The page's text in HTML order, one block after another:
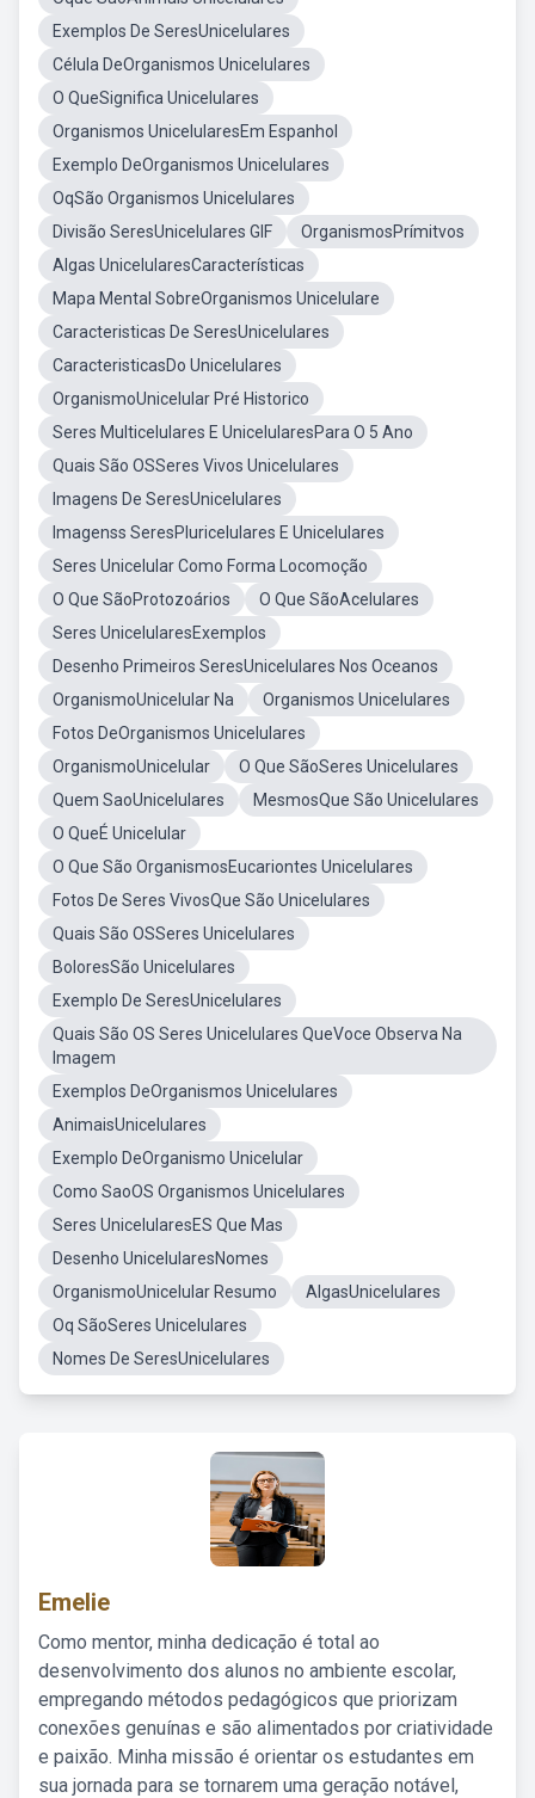
Exemplos De SeresUnicelulares
Célula DeOrganismos Unicelulares
O QueSignifica Unicelulares
Organismos UnicelularesEm Espanhol
Exemplo DeOrganismos Unicelulares
OqSão Organismos Unicelulares
Divisão SeresUnicelulares GIF
OrganismosPrímitvos
Algas UnicelularesCaracterísticas
Mapa Mental SobreOrganismos Unicelulare
Caracteristicas De SeresUnicelulares
CaracteristicasDo Unicelulares
OrganismoUnicelular Pré Historico
Seres Multicelulares E UnicelularesPara O 5 Ano
Quais São OSSeres Vivos Unicelulares
Imagens De SeresUnicelulares
Imagenss SeresPluricelulares E Unicelulares
Seres Unicelular Como Forma Locomoção
O Que SãoProtozoários
O Que SãoAcelulares
Seres UnicelularesExemplos
Desenho Primeiros SeresUnicelulares Nos Oceanos
OrganismoUnicelular Na
Organismos Unicelulares
Fotos DeOrganismos Unicelulares
OrganismoUnicelular
O Que SãoSeres Unicelulares
Quem SaoUnicelulares
MesmosQue São Unicelulares
O QueÉ Unicelular
O Que São OrganismosEucariontes Unicelulares
Fotos De Seres VivosQue São Unicelulares
Quais São OSSeres Unicelulares
BoloresSão Unicelulares
Exemplo De SeresUnicelulares
Quais São OS Seres Unicelulares QueVoce Observa Na
Imagem
Exemplos DeOrganismos Unicelulares
AnimaisUnicelulares
Exemplo DeOrganismo Unicelular
Como SaoOS Organismos Unicelulares
Seres UnicelularesES Que Mas
Desenho UnicelularesNomes
OrganismoUnicelular Resumo
AlgasUnicelulares
Oq SãoSeres Unicelulares
Nomes De SeresUnicelulares
Emelie
Como mentor, minha dedicação é total ao
desenvolvimento dos alunos no ambiente escolar,
empregando métodos pedagógicos que priorizam
conexões genuínas e são alimentados por criatividade
e paixão. Minha missão é orientar os estudantes em
sua jornada para se tornarem uma geração notável,